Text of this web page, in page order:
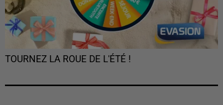
TOURNEZ LA ROUE DE L'ÉTÉ !